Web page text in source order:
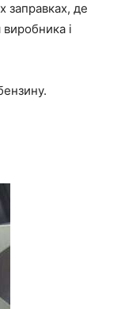
заправках, де
виробника і
.